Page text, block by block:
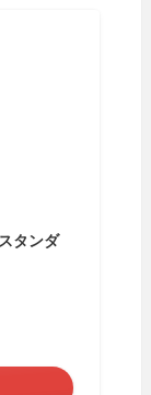
タンダ